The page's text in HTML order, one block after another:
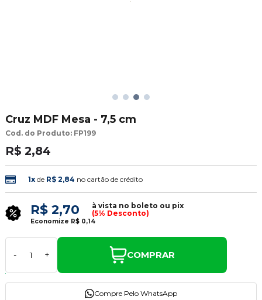
Cruz MDF Mesa - 7,5 cm
Cod. do Produto: FP199
R$ 2,84
1xde R$ 2,84 no cartão de crédito
R$ 2,70
à vista no boleto ou pix
(5% Desconto)
Economize R$ 0,14
- + COMPRAR
Compre Pelo WhatsApp